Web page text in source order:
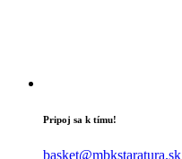
Pripoj sa k tímu!
basket@mbkstaratura.sk